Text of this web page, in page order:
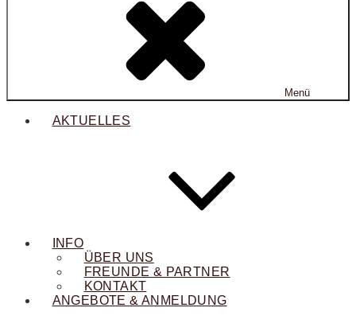
Menü
AKTUELLES
INFO
ÜBER UNS
FREUNDE & PARTNER
KONTAKT
ANGEBOTE & ANMELDUNG